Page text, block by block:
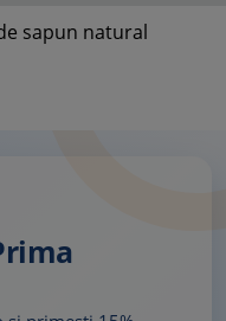
sapun natural